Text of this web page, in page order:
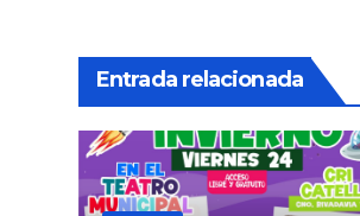
Entrada relacionada